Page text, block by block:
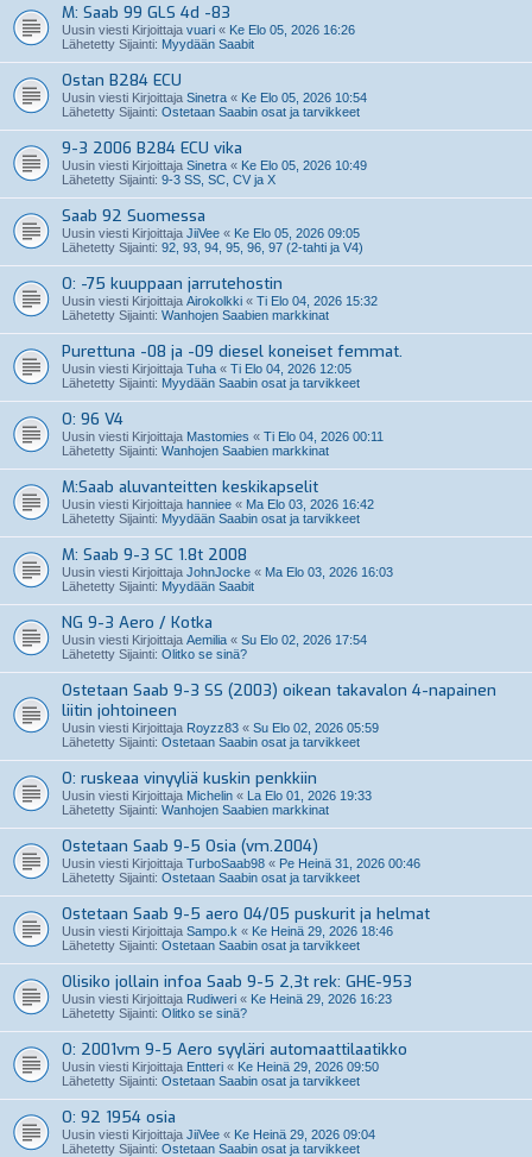
M: Saab 99 GLS 4d -83
Uusin viesti Kirjoittaja vuari « Ke Elo 05, 2026 16:26
Lähetetty Sijainti: Myydään Saabit
Ostan B284 ECU
Uusin viesti Kirjoittaja Sinetra « Ke Elo 05, 2026 10:54
Lähetetty Sijainti: Ostetaan Saabin osat ja tarvikkeet
9-3 2006 B284 ECU vika
Uusin viesti Kirjoittaja Sinetra « Ke Elo 05, 2026 10:49
Lähetetty Sijainti: 9-3 SS, SC, CV ja X
Saab 92 Suomessa
Uusin viesti Kirjoittaja JiiVee « Ke Elo 05, 2026 09:05
Lähetetty Sijainti: 92, 93, 94, 95, 96, 97 (2-tahti ja V4)
O: -75 kuuppaan jarrutehostin
Uusin viesti Kirjoittaja Airokolkki « Ti Elo 04, 2026 15:32
Lähetetty Sijainti: Wanhojen Saabien markkinat
Purettuna -08 ja -09 diesel koneiset femmat.
Uusin viesti Kirjoittaja Tuha « Ti Elo 04, 2026 12:05
Lähetetty Sijainti: Myydään Saabin osat ja tarvikkeet
O: 96 V4
Uusin viesti Kirjoittaja Mastomies « Ti Elo 04, 2026 00:11
Lähetetty Sijainti: Wanhojen Saabien markkinat
M:Saab aluvanteitten keskikapselit
Uusin viesti Kirjoittaja hanniee « Ma Elo 03, 2026 16:42
Lähetetty Sijainti: Myydään Saabin osat ja tarvikkeet
M: Saab 9-3 SC 1.8t 2008
Uusin viesti Kirjoittaja JohnJocke « Ma Elo 03, 2026 16:03
Lähetetty Sijainti: Myydään Saabit
NG 9-3 Aero / Kotka
Uusin viesti Kirjoittaja Aemilia « Su Elo 02, 2026 17:54
Lähetetty Sijainti: Olitko se sinä?
Ostetaan Saab 9-3 SS (2003) oikean takavalon 4-napainen
liitin johtoineen
Uusin viesti Kirjoittaja Royzz83 « Su Elo 02, 2026 05:59
Lähetetty Sijainti: Ostetaan Saabin osat ja tarvikkeet
O: ruskeaa vinyyliä kuskin penkkiin
Uusin viesti Kirjoittaja Michelin « La Elo 01, 2026 19:33
Lähetetty Sijainti: Wanhojen Saabien markkinat
Ostetaan Saab 9-5 Osia (vm.2004)
Uusin viesti Kirjoittaja TurboSaab98 « Pe Heinä 31, 2026 00:46
Lähetetty Sijainti: Ostetaan Saabin osat ja tarvikkeet
Ostetaan Saab 9-5 aero 04/05 puskurit ja helmat
Uusin viesti Kirjoittaja Sampo.k « Ke Heinä 29, 2026 18:46
Lähetetty Sijainti: Ostetaan Saabin osat ja tarvikkeet
Olisiko jollain infoa Saab 9-5 2,3t rek: GHE-953
Uusin viesti Kirjoittaja Rudiweri « Ke Heinä 29, 2026 16:23
Lähetetty Sijainti: Olitko se sinä?
O: 2001vm 9-5 Aero syyläri automaattilaatikko
Uusin viesti Kirjoittaja Entteri « Ke Heinä 29, 2026 09:50
Lähetetty Sijainti: Ostetaan Saabin osat ja tarvikkeet
O: 92 1954 osia
Uusin viesti Kirjoittaja JiiVee « Ke Heinä 29, 2026 09:04
Lähetetty Sijainti: Ostetaan Saabin osat ja tarvikkeet